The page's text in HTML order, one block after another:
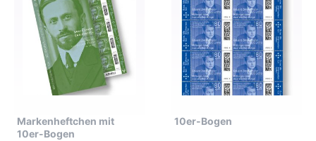
Markenheftchen mit
10er-Bogen
10er-Bogen